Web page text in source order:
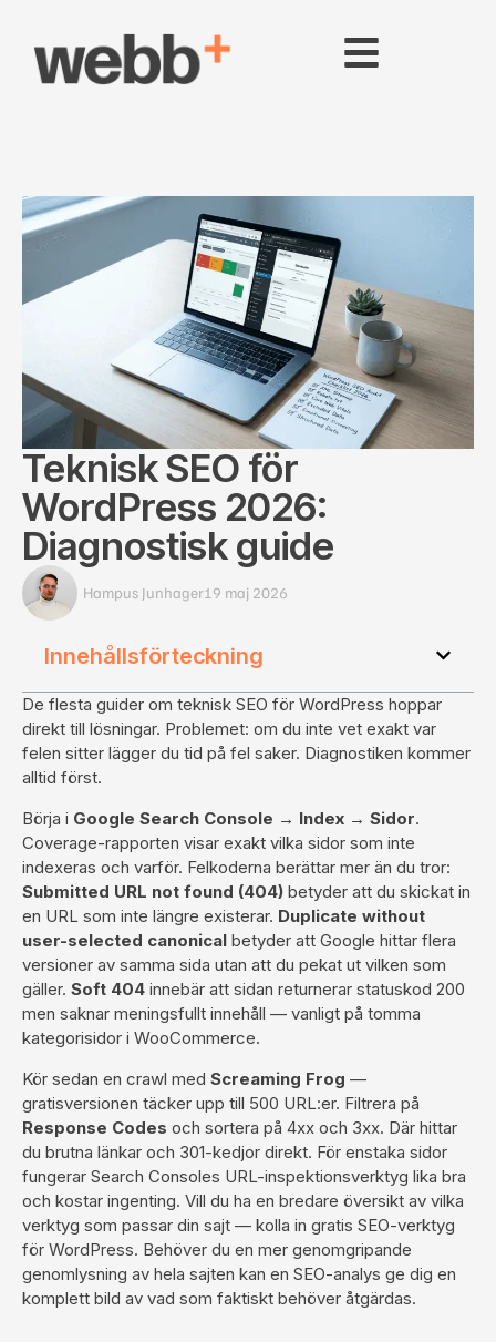
Teknisk SEO för
WordPress 2026:
Diagnostisk guide
Hampus Junhager19 maj 2026
Innehållsförteckning
De flesta guider om teknisk SEO för WordPress hoppar
direkt till lösningar. Problemet: om du inte vet exakt var
felen sitter lägger du tid på fel saker. Diagnostiken kommer
alltid först.
Börja i Google Search Console → Index → Sidor.
Coverage-rapporten visar exakt vilka sidor som inte
indexeras och varför. Felkoderna berättar mer än du tror:
Submitted URL not found (404) betyder att du skickat in
en URL som inte längre existerar. Duplicate without
user-selected canonical betyder att Google hittar flera
versioner av samma sida utan att du pekat ut vilken som
gäller. Soft 404 innebär att sidan returnerar statuskod 200
men saknar meningsfullt innehåll — vanligt på tomma
kategorisidor i WooCommerce.
Kör sedan en crawl med Screaming Frog —
gratisversionen täcker upp till 500 URL:er. Filtrera på
Response Codes och sortera på 4xx och 3xx. Där hittar
du brutna länkar och 301-kedjor direkt. För enstaka sidor
fungerar Search Consoles URL-inspektionsverktyg lika bra
och kostar ingenting. Vill du ha en bredare översikt av vilka
verktyg som passar din sajt — kolla in gratis SEO-verktyg
för WordPress. Behöver du en mer genomgripande
genomlysning av hela sajten kan en SEO-analys ge dig en
komplett bild av vad som faktiskt behöver åtgärdas.